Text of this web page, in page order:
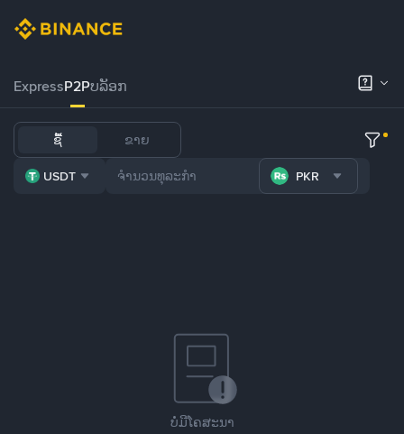
ExpressP2Pບລັອກ
ຊື້ ຂາຍ
USDT PKR
ບໍ່ມີໂຄສະນາ